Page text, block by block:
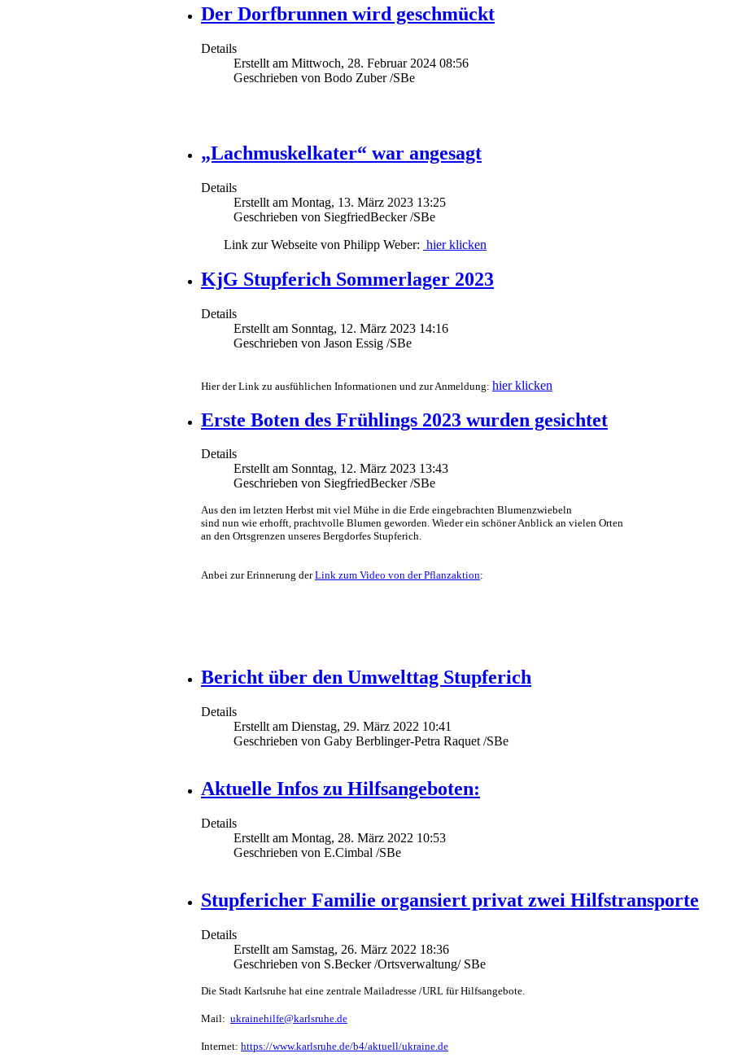
Der Dorfbrunnen wird geschmückt
Details
Erstellt am Mittwoch, 28. Februar 2024 08:56
Geschrieben von Bodo Zuber /SBe
„Lachmuskelkater“ war angesagt
Details
Erstellt am Montag, 13. März 2023 13:25
Geschrieben von SiegfriedBecker /SBe
Link zur Webseite von Philipp Weber: hier klicken
KjG Stupferich Sommerlager 2023
Details
Erstellt am Sonntag, 12. März 2023 14:16
Geschrieben von Jason Essig /SBe
Hier der Link zu ausfühlichen Informationen und zur Anmeldung: hier klicken
Erste Boten des Frühlings 2023 wurden gesichtet
Details
Erstellt am Sonntag, 12. März 2023 13:43
Geschrieben von SiegfriedBecker /SBe
Aus den im letzten Herbst mit viel Mühe in die Erde eingebrachten Blumenzwiebeln
sind nun wie erhofft, prachtvolle Blumen geworden. Wieder ein schöner Anblick an vielen Orten
an den Ortsgrenzen unseres Bergdorfes Stupferich.
Anbei zur Erinnerung derLink zum Video von der Pflanzaktion:
Bericht über den Umwelttag Stupferich
Details
Erstellt am Dienstag, 29. März 2022 10:41
Geschrieben von Gaby Berblinger-Petra Raquet /SBe
Aktuelle Infos zu Hilfsangeboten:
Details
Erstellt am Montag, 28. März 2022 10:53
Geschrieben von E.Cimbal /SBe
Stupfericher Familie organsiert privat zwei Hilfstransporte
Details
Erstellt am Samstag, 26. März 2022 18:36
Geschrieben von S.Becker /Ortsverwaltung/ SBe
Die Stadt Karlsruhe hat eine zentrale Mailadresse /URL für Hilfsangebote.
Mail: ukrai­ne­hil­fe@­karls­ruhe.de
Internet: https://www.karlsruhe.de/b4/aktuell/ukraine.de